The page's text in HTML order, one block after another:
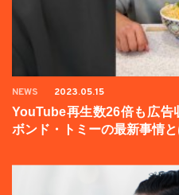
NEWS 2023.05.15
YouTube再生数26倍も広告
ボンド・トミーの最新事情と